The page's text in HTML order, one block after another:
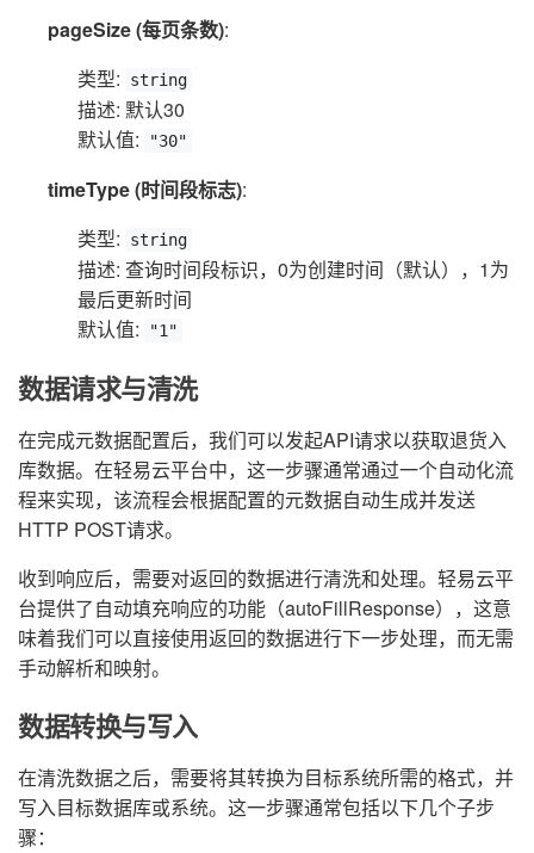
pageSize (每页条数):
类型:
string
描述: 默认30
默认值:
"30"
timeType (时间段标志):
类型:
string
描述: 查询时间段标识，0为创建时间（默认），1为
最后更新时间
默认值:
"1"
数据请求与清洗
在完成元数据配置后，我们可以发起API请求以获取退货入
库数据。在轻易云平台中，这一步骤通常通过一个自动化流
程来实现，该流程会根据配置的元数据自动生成并发送
HTTP POST请求。
收到响应后，需要对返回的数据进行清洗和处理。轻易云平
台提供了自动填充响应的功能（autoFillResponse），这意
味着我们可以直接使用返回的数据进行下一步处理，而无需
手动解析和映射。
数据转换与写入
在清洗数据之后，需要将其转换为目标系统所需的格式，并
写入目标数据库或系统。这一步骤通常包括以下几个子步
骤：